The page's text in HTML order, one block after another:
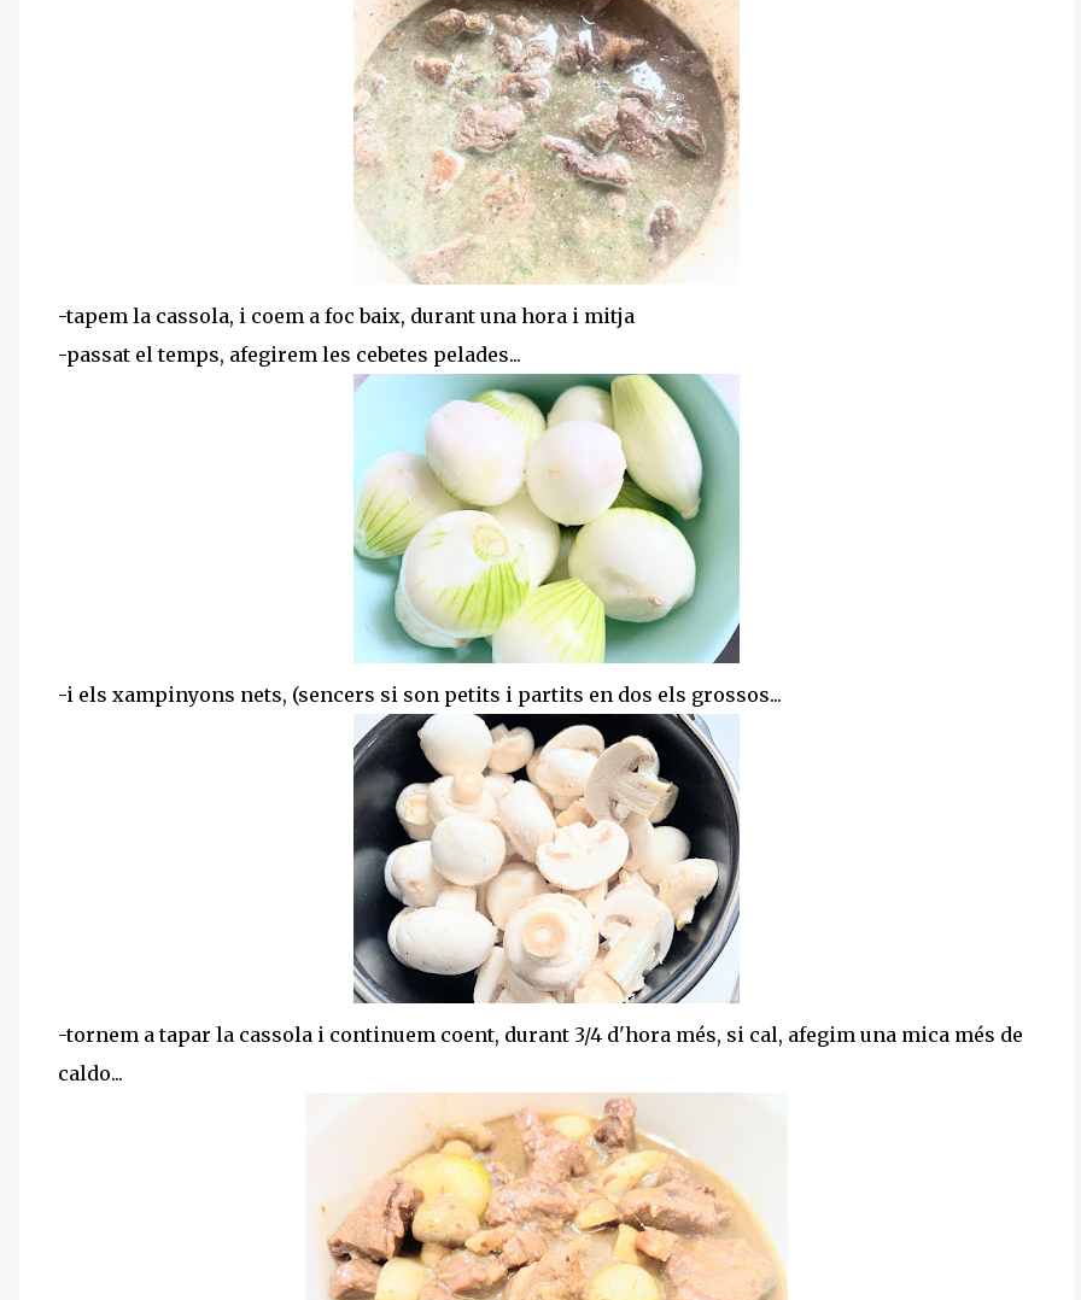
-tapem la cassola, i coem a foc baix, durant una hora i mitja
-passat el temps, afegirem les cebetes pelades...
-i els xampinyons nets, (sencers si son petits i partits en dos els grossos...
-tornem a tapar la cassola i continuem coent, durant 3/4 d'hora més, si cal, afegim una mica més de
caldo...